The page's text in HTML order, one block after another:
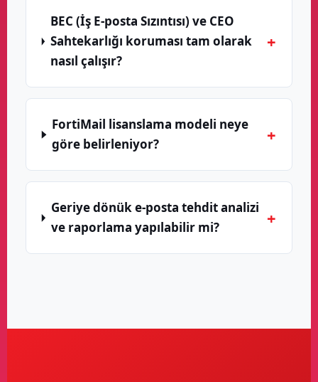
BEC (İş E-posta Sızıntısı) ve CEO
Sahtekarlığı koruması tam olarak
nasıl çalışır?
+
FortiMail lisanslama modeli neye
göre belirleniyor?
+
Geriye dönük e-posta tehdit analizi
ve raporlama yapılabilir mi?
+